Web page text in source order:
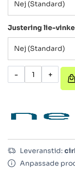
Justering lie-
- +
Leveranstid:
Anpassade